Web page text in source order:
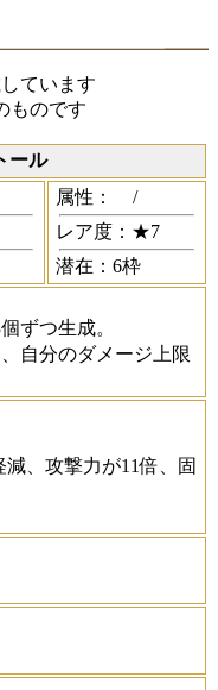
ています
ものです
ール
属性：
/
レア度：★7
潜在：6枠
ずつ生成。
自分のダメージ上限
、攻撃力が11倍、固